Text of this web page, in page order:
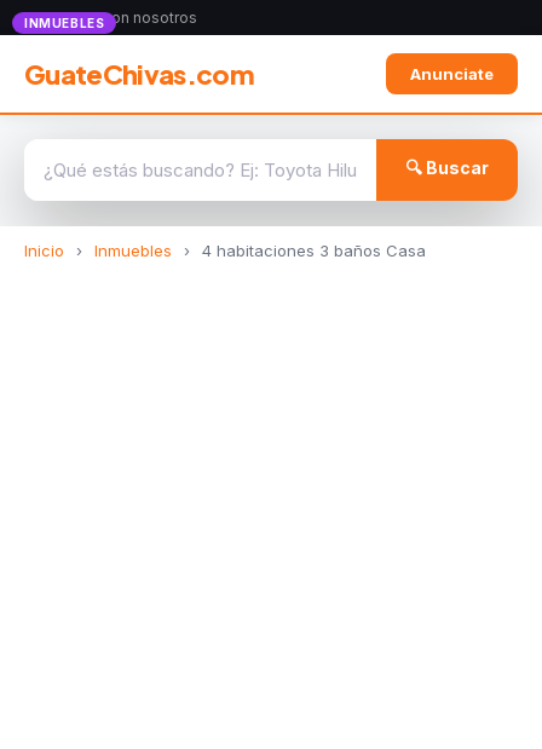
Anunciate con nosotros
GuateChivas.com Anunciate
🔍 Buscar
Inicio › Inmuebles › 4 habitaciones 3 baños Casa
INMUEBLES